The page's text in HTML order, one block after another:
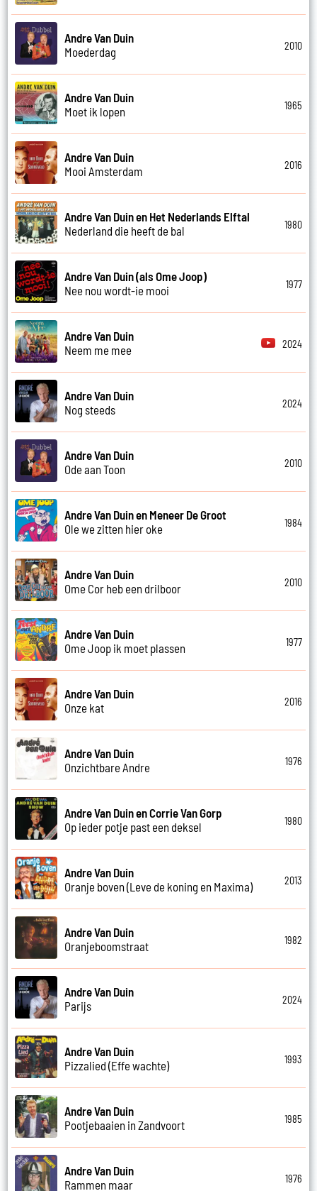
Andre Van Duin
Moederdag
2010
Andre Van Duin
Moet ik lopen
1965
Andre Van Duin
Mooi Amsterdam
2016
Andre Van Duin en Het Nederlands Elftal
Nederland die heeft de bal
1980
Andre Van Duin (als Ome Joop)
Nee nou wordt-ie mooi
1977
Andre Van Duin
Neem me mee
2024
Andre Van Duin
Nog steeds
2024
Andre Van Duin
Ode aan Toon
2010
Andre Van Duin en Meneer De Groot
Ole we zitten hier oke
1984
Andre Van Duin
Ome Cor heb een drilboor
2010
Andre Van Duin
Ome Joop ik moet plassen
1977
Andre Van Duin
Onze kat
2016
Andre Van Duin
Onzichtbare Andre
1976
Andre Van Duin en Corrie Van Gorp
Op ieder potje past een deksel
1980
Andre Van Duin
Oranje boven (Leve de koning en Maxima)
2013
Andre Van Duin
Oranjeboomstraat
1982
Andre Van Duin
Parijs
2024
Andre Van Duin
Pizzalied (Effe wachte)
1993
Andre Van Duin
Pootjebaaien in Zandvoort
1985
Andre Van Duin
Rammen maar
1976